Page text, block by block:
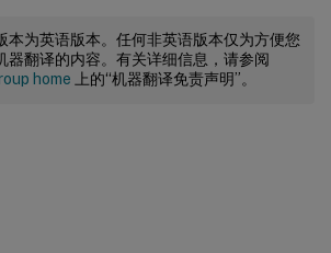
本为英语版本。任何非英语版本仅为方便您
器翻译的内容。有关详细信息，请参阅
home 上的“机器翻译免责声明”。